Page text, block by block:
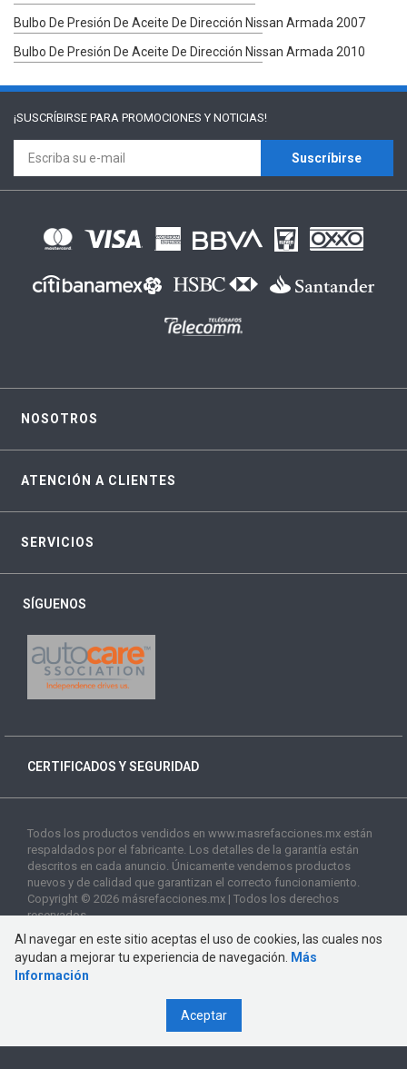
Bulbo De Presión De Aceite De Dirección Nissan Armada 2007
Bulbo De Presión De Aceite De Dirección Nissan Armada 2010
¡SUSCRÍBIRSE PARA PROMOCIONES Y NOTICIAS!
Suscríbirse
NOSOTROS
ATENCIÓN A CLIENTES
SERVICIOS
SÍGUENOS
CERTIFICADOS Y SEGURIDAD
Todos los productos vendidos en www.masrefacciones.mx están
respaldados por el fabricante. Los detalles de la garantía están
descritos en cada anuncio. Únicamente vendemos productos
nuevos y de calidad que garantizan el correcto funcionamiento.
Copyright © 2026 másrefacciones.mx | Todos los derechos
reservados
Al navegar en este sitio aceptas el uso de cookies, las cuales nos
ayudan a mejorar tu experiencia de navegación.
Más
Información
Aceptar